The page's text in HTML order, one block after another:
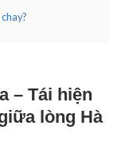
– Tái hiện
lòng Hà